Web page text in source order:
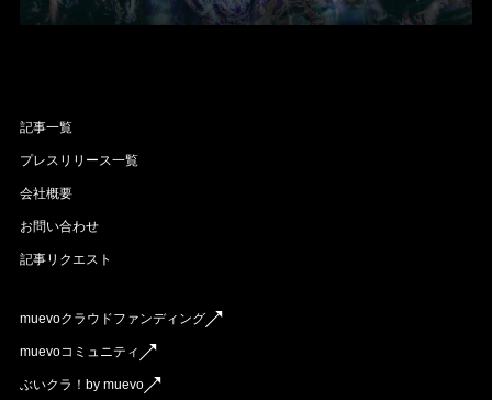
記事一覧
プレスリリース一覧
会社概要
お問い合わせ
記事リクエスト
muevoクラウドファンディング
muevoコミュニティ
ぶいクラ！by muevo